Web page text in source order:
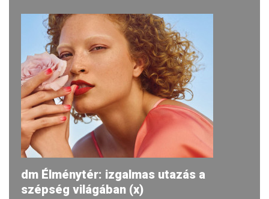
dm Élménytér: izgalmas utazás a
szépség világában (x)